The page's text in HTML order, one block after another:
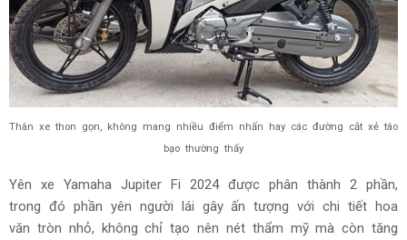
Thân xe thon gọn, không mang nhiều điểm nhấn hay các đường cắt xẻ táo
bạo thường thấy
Yên xe Yamaha Jupiter Fi 2024 được phân thành 2 phần,
trong đó phần yên người lái gây ấn tượng với chi tiết hoa
văn tròn nhỏ, không chỉ tạo nên nét thẩm mỹ mà còn tăng